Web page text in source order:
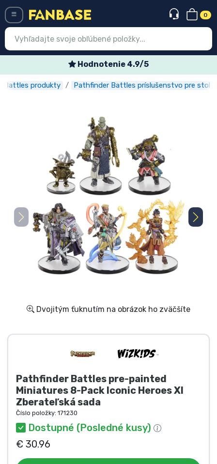
0
Hodnotenie 4.9/5
Battles produkty Pathfinder Battles príslušenstvo pre
Dvojitým ťuknutím na obrázok ho zväčšíte
Pathfinder Battles pre-painted
Miniatures 8-Pack Iconic Heroes XI
Zberateľská sada
Číslo položky: 171230
Dostupné (Posledné kusy)
€ 30.96
Prihlásiť sa Registrácia
Expresná preprava
Predobjednávky
Outlet produkty
Preprava a platba
Zoradiť podľa série
Zoradiť podľa filmov
Zoradiť podľa karikatúry
Zoradiť podľa Anime
Zoradiť podľa hier
Zoradiť podľa športu
Zoradiť podľa hudby
Typy výrobkov